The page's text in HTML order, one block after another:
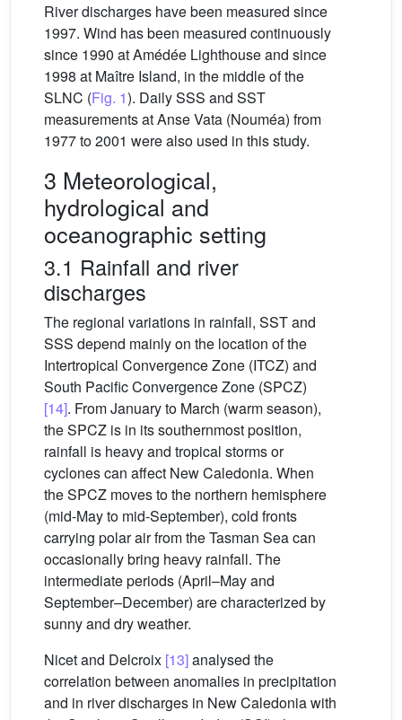
River discharges have been measured since
1997. Wind has been measured continuously
since 1990 at Amédée Lighthouse and since
1998 at Maître Island, in the middle of the
SLNC (Fig. 1). Daily SSS and SST
measurements at Anse Vata (Nouméa) from
1977 to 2001 were also used in this study.
3 Meteorological,
hydrological and
oceanographic setting
3.1 Rainfall and river
discharges
The regional variations in rainfall, SST and
SSS depend mainly on the location of the
Intertropical Convergence Zone (ITCZ) and
South Pacific Convergence Zone (SPCZ)
[14]. From January to March (warm season),
the SPCZ is in its southernmost position,
rainfall is heavy and tropical storms or
cyclones can affect New Caledonia. When
the SPCZ moves to the northern hemisphere
(mid-May to mid-September), cold fronts
carrying polar air from the Tasman Sea can
occasionally bring heavy rainfall. The
intermediate periods (April–May and
September–December) are characterized by
sunny and dry weather.
Nicet and Delcroix [13]analysed the
correlation between anomalies in precipitation
and in river discharges in New Caledonia with